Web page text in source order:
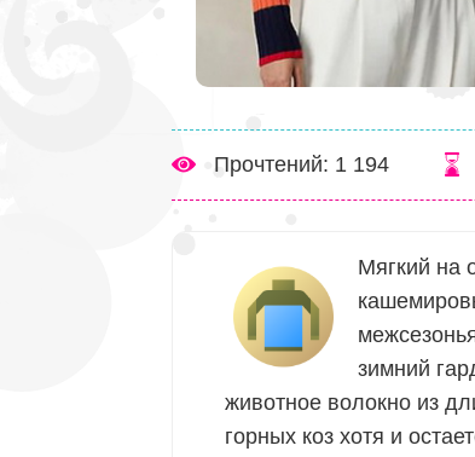
Прочтений: 1 194
Мягкий на
зимний
животное волокно из
горных коз хотя и